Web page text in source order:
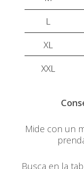
Mide con un
Busca en la